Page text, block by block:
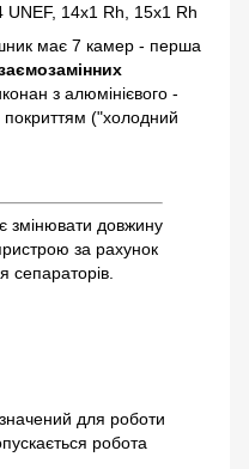
UNEF, 14x1 Rh, 15x1 Rh
має 7 камер - перша
з алюмінієвого -
покриттям ("холодний
змінювати довжину
за рахунок
сепараторів.
для роботи
робота